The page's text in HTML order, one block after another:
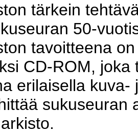
tärkein
50-
tavoitteena
CD-ROM,
erilaisella
sukuseuran